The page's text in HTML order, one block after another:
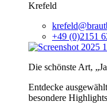
Krefeld
+49 (0)2151
Die schönste Art,
Entdecke
besondere